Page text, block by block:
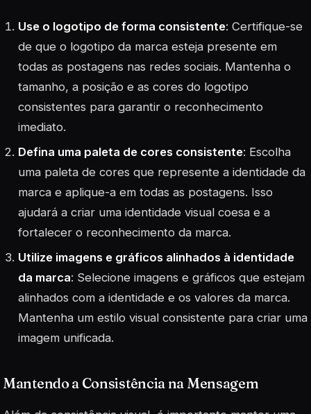
Use o logotipo de forma consistente: Certifique-se
de que o logotipo da marca esteja presente em
todas as postagens nas redes sociais. Mantenha o
tamanho, a posição e as cores do logotipo
consistentes para garantir o reconhecimento
imediato.
Defina uma paleta de cores consistente: Escolha
uma paleta de cores que represente a identidade da
marca e aplique-a em todas as postagens. Isso
ajudará a criar uma identidade visual coesa e a
fortalecer o reconhecimento da marca.
Utilize imagens e gráficos alinhados à identidade
da marca: Selecione imagens e gráficos que estejam
alinhados com a identidade e os valores da marca.
Mantenha um estilo visual consistente para criar uma
imagem unificada.
Mantendo a Consistência na Mensagem